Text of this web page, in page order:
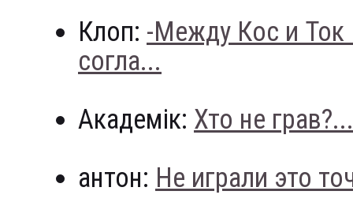
Клоп: -Между Кос и
согла...
Академік: Хто не грав?...
антон: Не играли это